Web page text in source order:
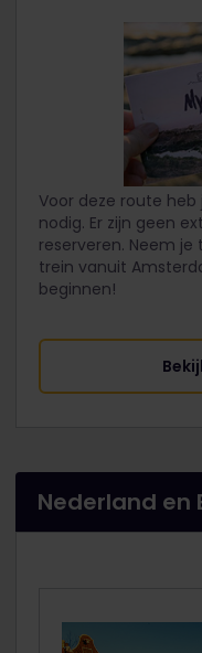
Voor deze route heb
nodig. Er zijn geen
reserveren. Neem
trein vanuit
beginnen!
Nederland en